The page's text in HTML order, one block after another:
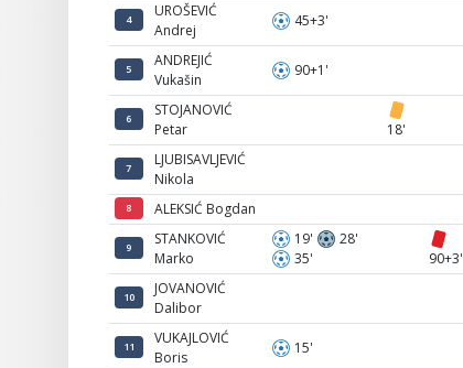
4
UROŠEVIĆ
Andrej
45+3'
5
ANDREJIĆ
Vukašin
90+1'
6
STOJANOVIĆ
Petar
18'
7
LJUBISAVLJEVIĆ
Nikola
8 ALEKSIĆ Bogdan
9
STANKOVIĆ
Marko
19'
28'
35'
90+3'
10
JOVANOVIĆ
Dalibor
11
VUKAJLOVIĆ
Boris
15'